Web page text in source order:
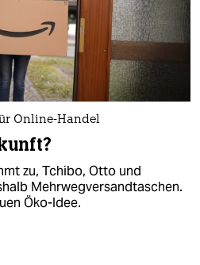
Online-Handel
zu, Tchibo, Otto und
Mehrwegversandtaschen.
Öko-Idee.